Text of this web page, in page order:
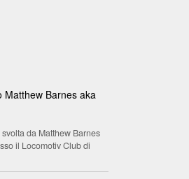
Matthew Barnes aka
da Matthew Barnes
il Locomotiv Club di